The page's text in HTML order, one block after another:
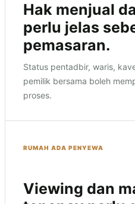
Hak menjual
perlu jelas
pemasaran.
Status pentadbir, waris,
pemilik bersama boleh
proses.
RUMAH ADA PENYEWA
Viewing dan